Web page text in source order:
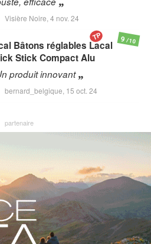
Visière Noire, 4 nov. 24
Bâtons réglables Lacal
Stick Compact Alu
produit innovant
bernard_belgique, 15 oct. 24
9/10
TP